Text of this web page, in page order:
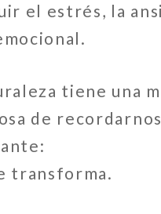
el estrés, la
tiene una
de
transforma.